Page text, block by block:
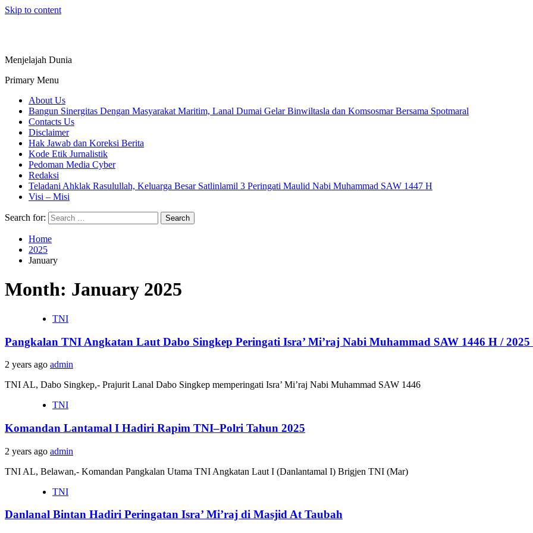
Skip to content
Menjelajah Dunia
Primary Menu
About Us
Bangun Sinergitas Dengan Masyarakat Maritim, Lanal Dumai Gelar Binwiltasla dan Komsosmar Bersama Spotmaral
Contacts Us
Disclaimer
Hak Jawab dan Koreksi Berita
Kode Etik Jurnalistik
Pedoman Media Cyber
Redaksi
Teladani Ahklak Rasulullah, Keluarga Besar Satlinlamil 3 Peringati Maulid Nabi Muhammad SAW 1447 H
Visi – Misi
Search for:
Home
2025
January
Month: January 2025
TNI
Pangkalan TNI Angkatan Laut Dabo Singkep Peringati Isra’ Mi’raj Nabi Muhammad SAW 1446 H /
2 years ago admin
TNI AL, Dabo Singkep,- Prajurit Lanal Dabo Singkep memperingati Isra’ Mi’raj Nabi Muhammad SAW 1446
TNI
Komandan Lantamal I Hadiri Rapim TNI–Polri Tahun 2025
2 years ago admin
TNI AL, Belawan,- Komandan Pangkalan Utama TNI Angkatan Laut I (Danlantamal I) Brigjen TNI (Mar)
TNI
Danlanal Bintan Hadiri Peringatan Isra’ Mi’raj di Masjid At Taubah